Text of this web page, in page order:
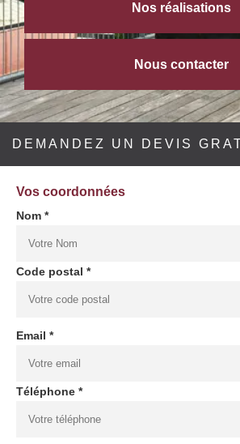
Nos réalisations
Nous contacter
DEMANDEZ UN DEVIS
Vos coordonnées
Nom *
Code postal *
Email *
Téléphone *